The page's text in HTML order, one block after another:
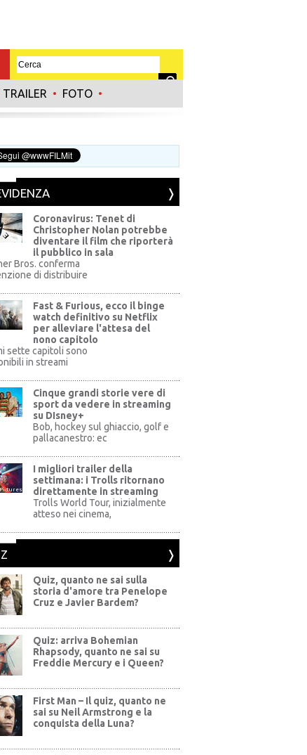
TRAILER • FOTO •
Coronavirus: Tenet di
Christopher Nolan potrebbe
diventare il film che riporterà
il pubblico in sala
Bros. conferma
di distribuire
Fast & Furious, ecco il binge
watch definitivo su Netflix
per alleviare l'attesa del
nono capitolo
sette capitoli sono
in streami
Cinque grandi storie vere di
sport da vedere in streaming
su DIsney+
Bob, hockey sul ghiaccio, golf e
pallacanestro: ec
I migliori trailer della
settimana: i Trolls ritornano
direttamente in streaming
Trolls World Tour, inizialmente
atteso nei cinema,
Quiz, quanto ne sai sulla
storia d'amore tra Penelope
Cruz e Javier Bardem?
Quiz: arriva Bohemian
Rhapsody, quanto ne sai su
Freddie Mercury e i Queen?
First Man – Il quiz, quanto ne
sai su Neil Armstrong e la
conquista della Luna?